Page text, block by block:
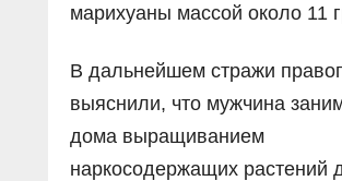
марихуаны массой около 11
В дальнейшем стражи
выяснили, что мужчина
дома выращиванием
наркосодержащих растений